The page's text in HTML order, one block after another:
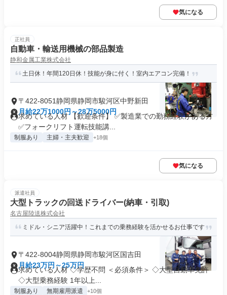
気になる
正社員
自動車・輸送用機械の部品製造
静和金属工業株式会社
土日休！年間120日休！技能が身に付く！室内エアコン完備！
〒422-8051静岡県静岡市駿河区中野新田
月給22万1000円～28万5000円
求めている人材 【歓迎条件】 ✅製造業での勤務経験がある方
✅フォークリフト運転技能講...
制服あり 主婦・主夫歓迎 +18個
気になる
派遣社員
大型トラックの回送ドライバー(納車・引取)
名古屋陸送株式会社
ミドル・シニア活躍中！これまでの乗務経験を活かせるお仕事です
〒422-8004静岡県静岡市駿河区国吉田
月給23万円～25万円
求めている人材 ◇学歴不問 ＜必須条件＞ ◇大型自動車免許
◇大型乗務経験 1年以上...
制服あり 無期雇用派遣 +10個